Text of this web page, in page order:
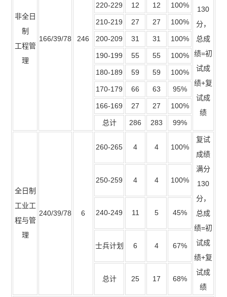
非全日
制
工程管
理
166/39/78 246
130
分，
总成
绩=初
试成
绩+复
试成
绩
220-229 12 12 100%
210-219 27 27 100%
200-209 31 31 100%
190-199 55 55 100%
180-189 59 59 100%
170-179 66 63 95%
166-169 27 27 100%
总计 286 283 99%
全日制
工业工
程与管
理
240/39/78 6
260-265 4 4 100%
复试
成绩
满分
130
分，
总成
绩=初
试成
绩+复
试成
绩
250-259 4 4 100%
240-249 11 5 45%
士兵计划 6 4 67%
总计 25 17 68%